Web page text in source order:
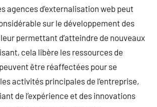
agences d’externalisation web peut
sur le développement des
permettant d’atteindre de nouveaux
cela libère les ressources de
être réaffectées pour se
activités principales de l’entreprise,
de l’expérience et des innovations